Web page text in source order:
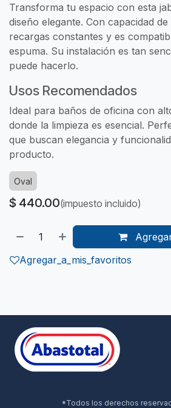
Transforma tu espacio con esta
diseño elegante. Con capacidad
recargas constantes y es
espuma. Su instalación es tan
puede hacerlo.
Usos Recomendados
Ideal para baños de oficina con
donde la limpieza es esencial.
que buscan elegancia y
producto.
Oval
$ 440.00(impuesto incluido)
Agregar_a_mis_favoritos
*Todos los derechos